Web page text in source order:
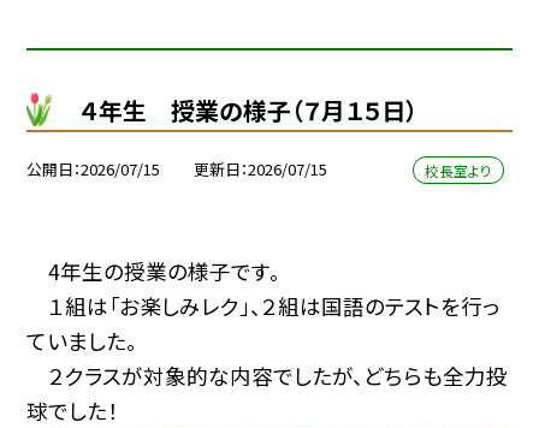
４年生 授業の様子（７月１５日）
公開日 2026/07/15 更新日 2026/07/15 校長室より
4年生の授業の様子です。
１組は「お楽しみレク」、２組は国語のテストを行っ
ていました。
２クラスが対象的な内容でしたが、どちらも全力投
球でした！